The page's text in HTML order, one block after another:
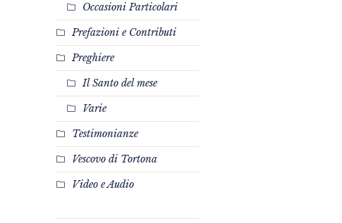
Occasioni Particolari
Prefazioni e Contributi
Preghiere
Il Santo del mese
Varie
Testimonianze
Vescovo di Tortona
Video e Audio